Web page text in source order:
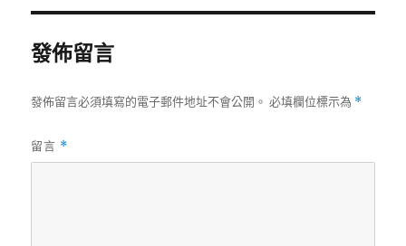
發佈留言
發佈留言必須填寫的電子郵件地址不會公開。 必填欄位標示為 *
留言 *